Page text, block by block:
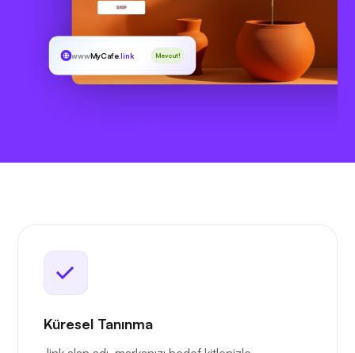
wwwMyCafe.link Mevcut!
Küresel Tanınma